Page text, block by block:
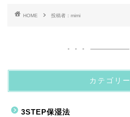
HOME 投稿者：mimi
カテゴリー
3STEP保湿法